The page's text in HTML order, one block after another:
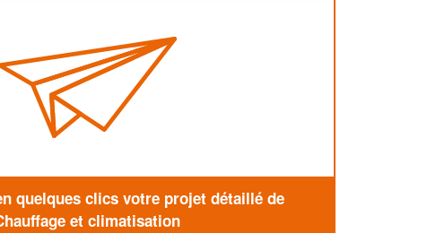
quelques clics votre projet détaillé de
et climatisation